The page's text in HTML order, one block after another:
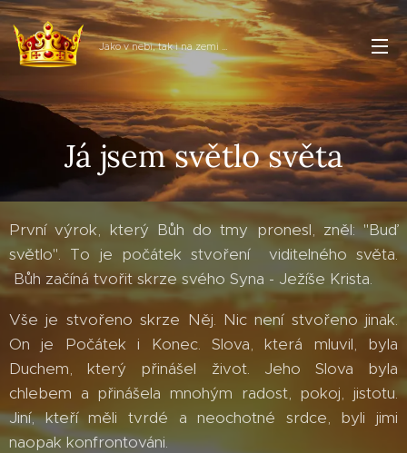
Jako v nebi, tak i na zemi ...
Já jsem světlo světa
První výrok, který Bůh do tmy pronesl, zněl: "Buď
světlo". To je počátek stvoření viditelného světa.
Bůh začíná tvořit skrze svého Syna - Ježíše Krista.
Vše je stvořeno skrze Něj. Nic není stvořeno jinak.
On je Počátek i Konec. Slova, která mluvil, byla
Duchem, který přinášel život. Jeho Slova byla
chlebem a přinášela mnohým radost, pokoj, jistotu.
Jiní, kteří měli tvrdé a neochotné srdce, byli jimi
naopak konfrontováni.